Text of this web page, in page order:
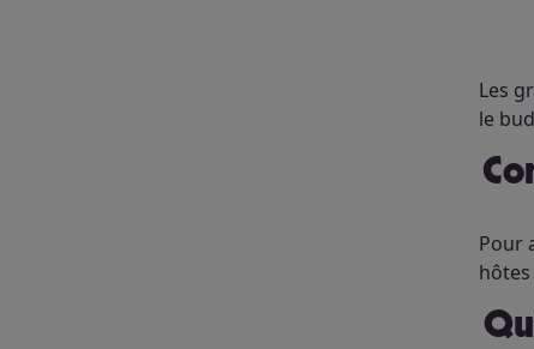
Les
le
Pour
Qu’est-ce qu’une plante hôte pour les chenilles et pourquoi